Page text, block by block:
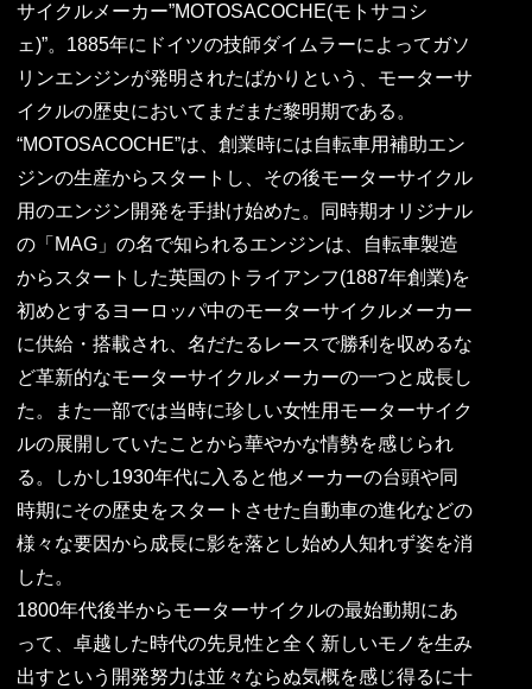
サイクルメーカー”MOTOSACOCHE(モトサコシ
ェ)”。1885年にドイツの技師ダイムラーによってガソ
リンエンジンが発明されたばかりという、モーターサ
イクルの歴史においてまだまだ黎明期である。
“MOTOSACOCHE”は、創業時には自転車用補助エン
ジンの生産からスタートし、その後モーターサイクル
用のエンジン開発を手掛け始めた。同時期オリジナル
の「MAG」の名で知られるエンジンは、自転車製造
からスタートした英国のトライアンフ(1887年創業)を
初めとするヨーロッパ中のモーターサイクルメーカー
に供給・搭載され、名だたるレースで勝利を収めるな
ど革新的なモーターサイクルメーカーの一つと成長し
た。また一部では当時に珍しい女性用モーターサイク
ルの展開していたことから華やかな情勢を感じられ
る。しかし1930年代に入ると他メーカーの台頭や同
時期にその歴史をスタートさせた自動車の進化などの
様々な要因から成長に影を落とし始め人知れず姿を消
した。
1800年代後半からモーターサイクルの最始動期にあ
って、卓越した時代の先見性と全く新しいモノを生み
出すという開発努力は並々ならぬ気概を感じ得るに十